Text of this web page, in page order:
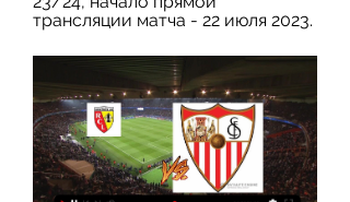
трансляции матча - 22 июля 2023.